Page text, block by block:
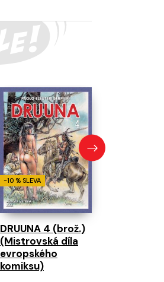
-10 % SLEVA
DRUUNA 4 (brož.)
(Mistrovská díla
evropského
komiksu)